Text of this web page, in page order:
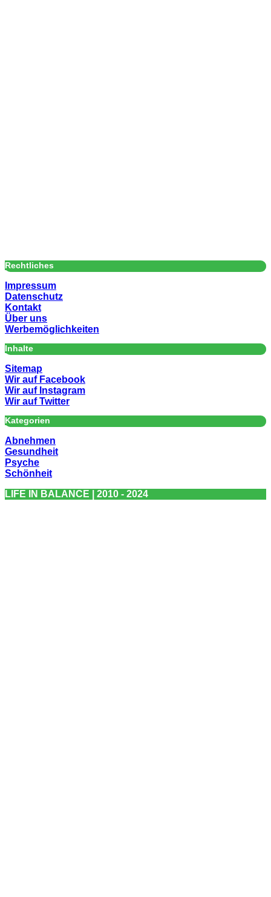
Rechtliches
Impressum
Datenschutz
Kontakt
Über uns
Werbemöglichkeiten
Inhalte
Sitemap
Wir auf Facebook
Wir auf Instagram
Wir auf Twitter
Kategorien
Abnehmen
Gesundheit
Psyche
Schönheit
LIFE IN BALANCE | 2010 - 2024